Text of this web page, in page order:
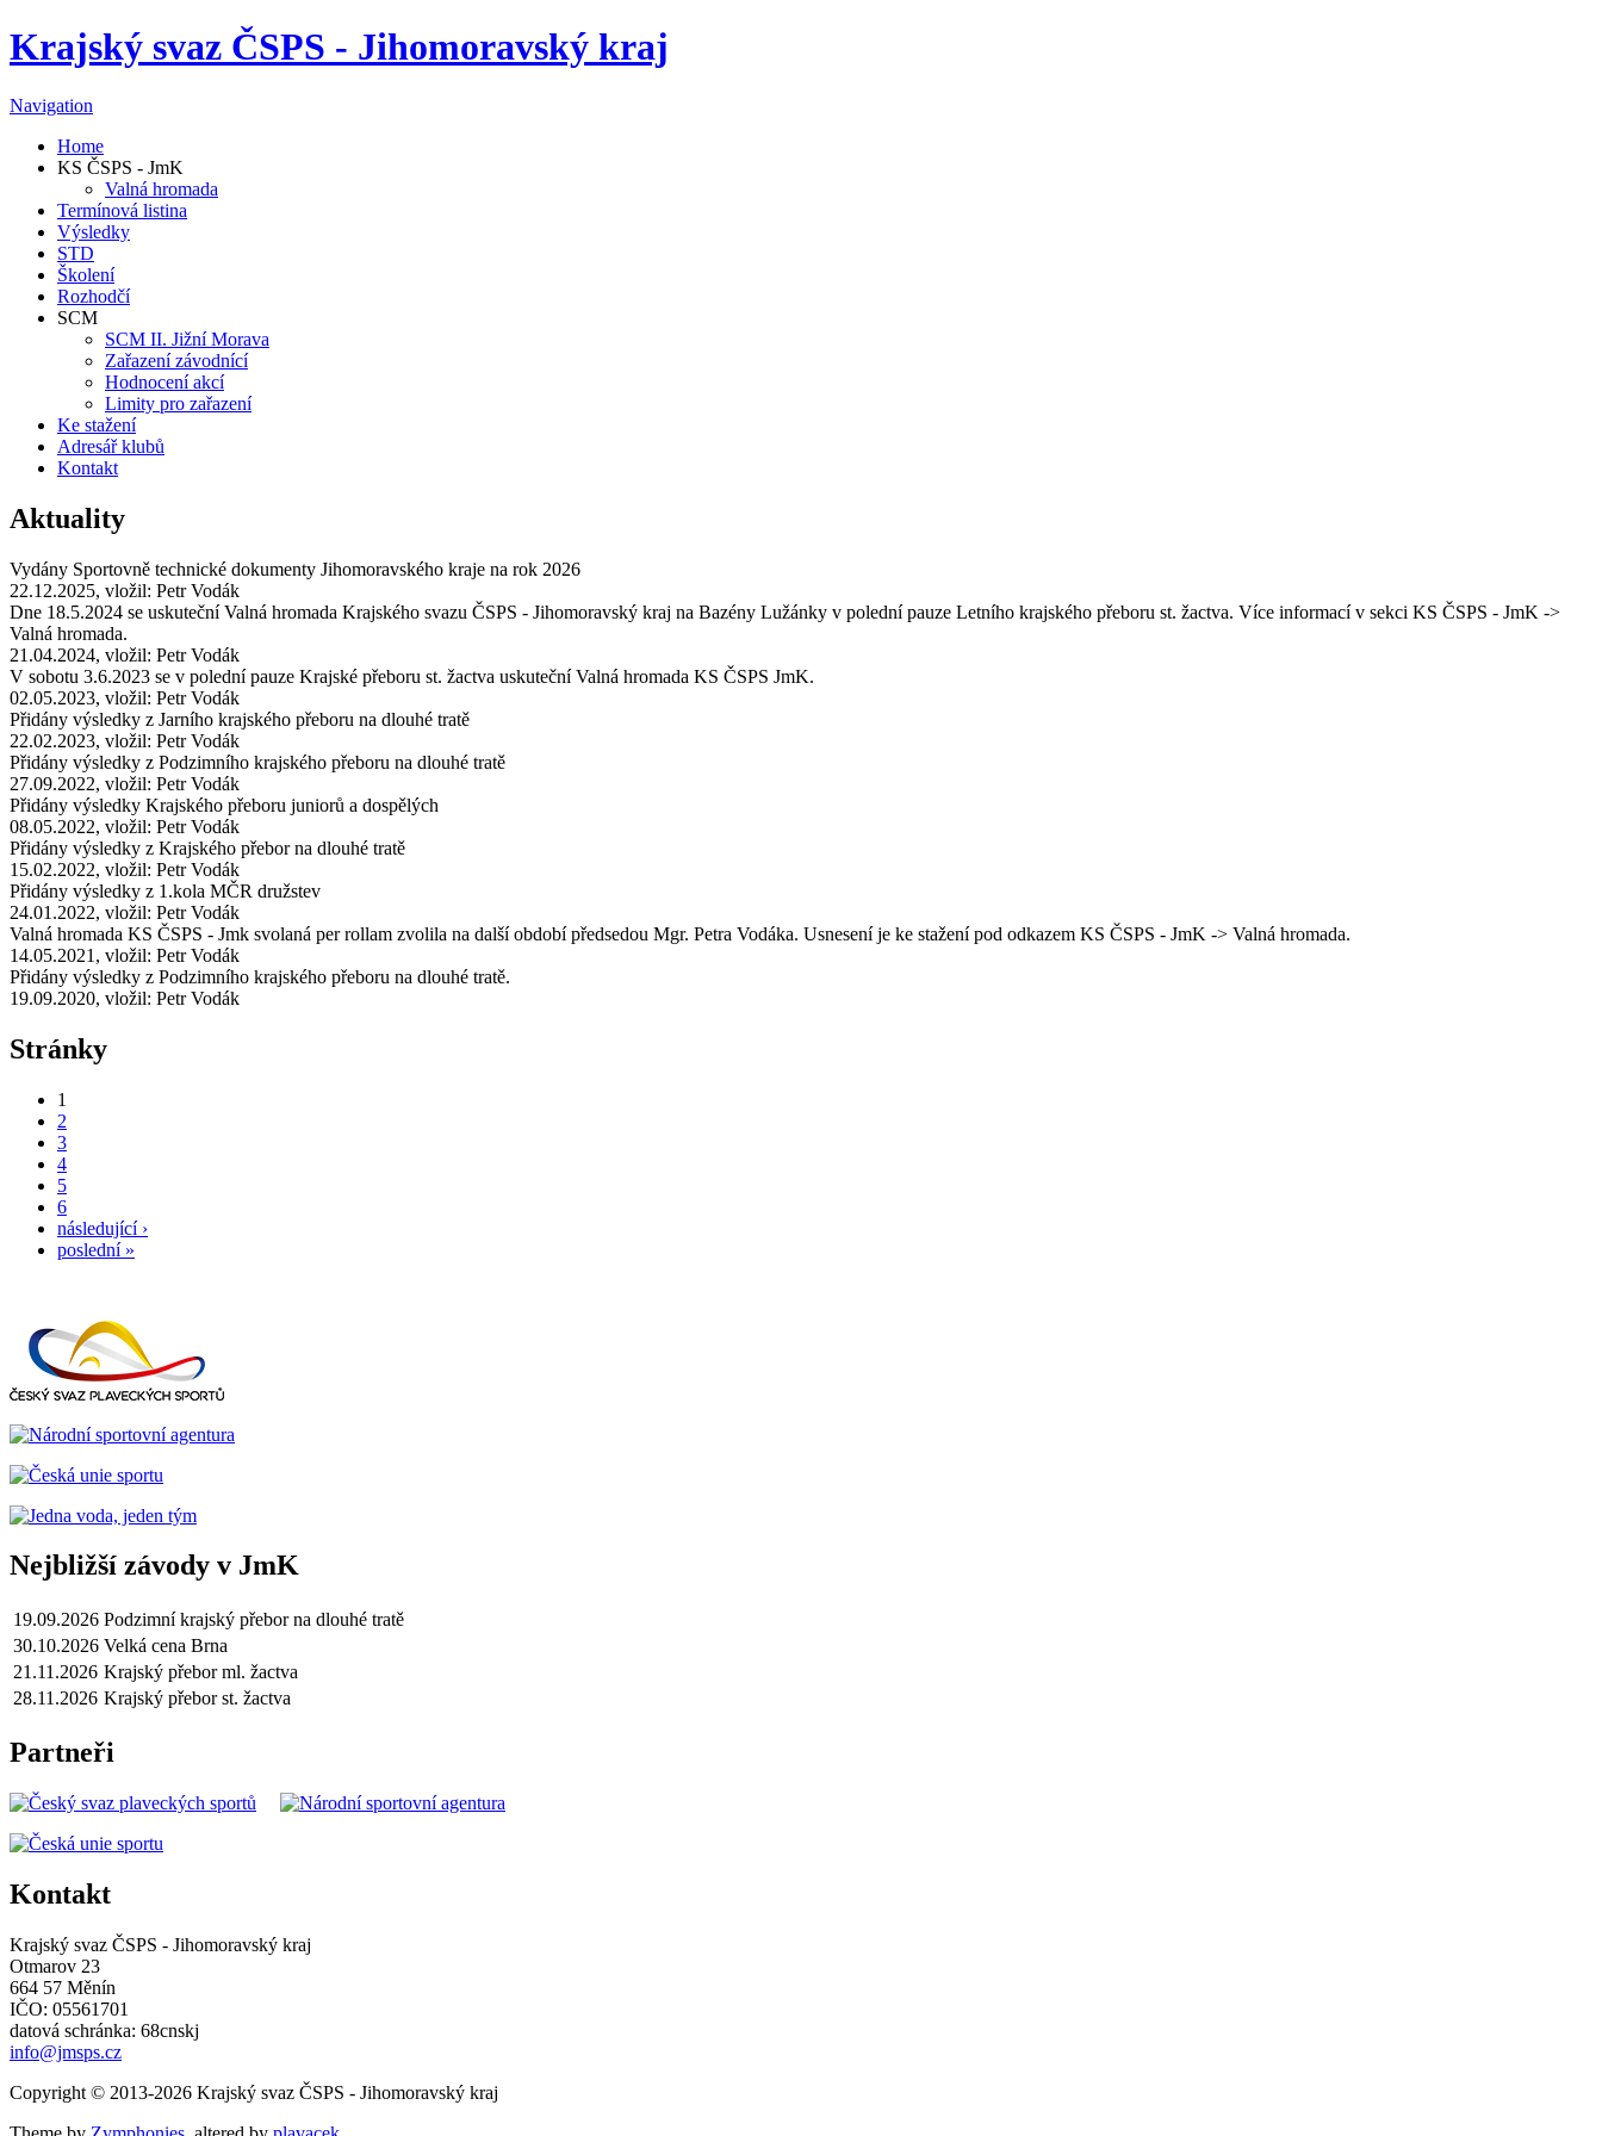
Krajský svaz ČSPS - Jihomoravský kraj
Navigation
Home
KS ČSPS - JmK
Valná hromada
Termínová listina
Výsledky
STD
Školení
Rozhodčí
SCM
SCM II. Jižní Morava
Zařazení závodnící
Hodnocení akcí
Limity pro zařazení
Ke stažení
Adresář klubů
Kontakt
Aktuality
Vydány Sportovně technické dokumenty Jihomoravského kraje na rok 2026
22.12.2025, vložil: Petr Vodák
Dne 18.5.2024 se uskuteční Valná hromada Krajského svazu ČSPS - Jihomoravský kraj na Bazény Lužánky v polední pauze Letního krajského přeboru st. žactva. Více informací v sekci KS ČSPS - JmK ->
Valná hromada.
21.04.2024, vložil: Petr Vodák
V sobotu 3.6.2023 se v polední pauze Krajské přeboru st. žactva uskuteční Valná hromada KS ČSPS JmK.
02.05.2023, vložil: Petr Vodák
Přidány výsledky z Jarního krajského přeboru na dlouhé tratě
22.02.2023, vložil: Petr Vodák
Přidány výsledky z Podzimního krajského přeboru na dlouhé tratě
27.09.2022, vložil: Petr Vodák
Přidány výsledky Krajského přeboru juniorů a dospělých
08.05.2022, vložil: Petr Vodák
Přidány výsledky z Krajského přebor na dlouhé tratě
15.02.2022, vložil: Petr Vodák
Přidány výsledky z 1.kola MČR družstev
24.01.2022, vložil: Petr Vodák
Valná hromada KS ČSPS - Jmk svolaná per rollam zvolila na další období předsedou Mgr. Petra Vodáka. Usnesení je ke stažení pod odkazem KS ČSPS - JmK -> Valná hromada.
14.05.2021, vložil: Petr Vodák
Přidány výsledky z Podzimního krajského přeboru na dlouhé tratě.
19.09.2020, vložil: Petr Vodák
Stránky
1
2
3
4
5
6
následující ›
poslední »
Nejbližší závody v JmK
19.09.2026 Podzimní krajský přebor na dlouhé tratě
30.10.2026 Velká cena Brna
21.11.2026 Krajský přebor ml. žactva
28.11.2026 Krajský přebor st. žactva
Partneři
Kontakt
Krajský svaz ČSPS - Jihomoravský kraj
Otmarov 23
664 57 Měnín
IČO: 05561701
datová schránka: 68cnskj
info@jmsps.cz
Copyright © 2013-2026 Krajský svaz ČSPS - Jihomoravský kraj